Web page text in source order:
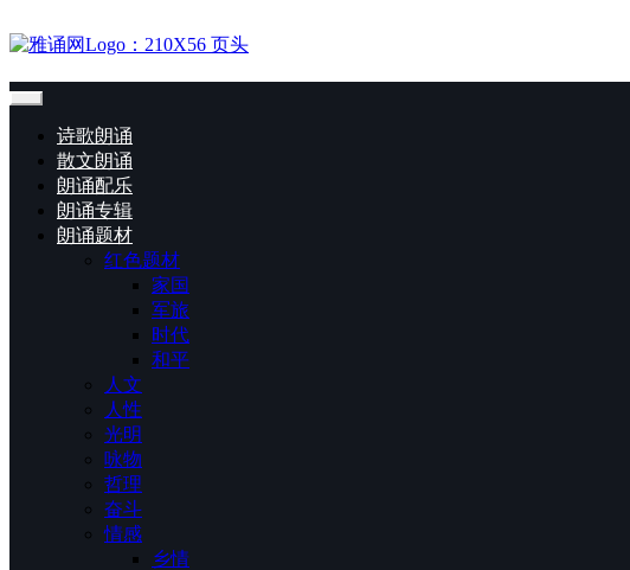
诗歌朗诵
散文朗诵
朗诵配乐
朗诵专辑
朗诵题材
红色题材
家国
军旅
时代
和平
人文
人性
光明
咏物
哲理
奋斗
情感
乡情